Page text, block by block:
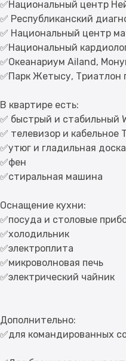
✅Национальный центр
✅ Республиканский
✅ Национальный центр
✅Национальный
✅Океанариум Ailand,
✅Парк Жетысу, Триатлон
В квартире есть:
✅ быстрый и стабильный
✅ телевизор и кабельное
✅утюг и гладильная доска
✅фен
✅стиральная машина
Оснащение кухни:
✅посуда и столовые
✅холодильник
✅электроплита
✅микроволновая печь
✅электрический чайник
Дополнительно:
✅для командированных